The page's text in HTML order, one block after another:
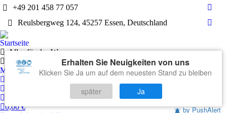
+49 201 458 77 057
Reulsbergweg 124, 45257 Essen, Deutschland
page
new
Startseite
Alles für das Wasser
Technik
Markenwelten
0,00€
Erhalten Sie Neuigkeiten von uns
Klicken Sie Ja um auf dem neuesten Stand zu bleiben
später
Ja
by PushAlert